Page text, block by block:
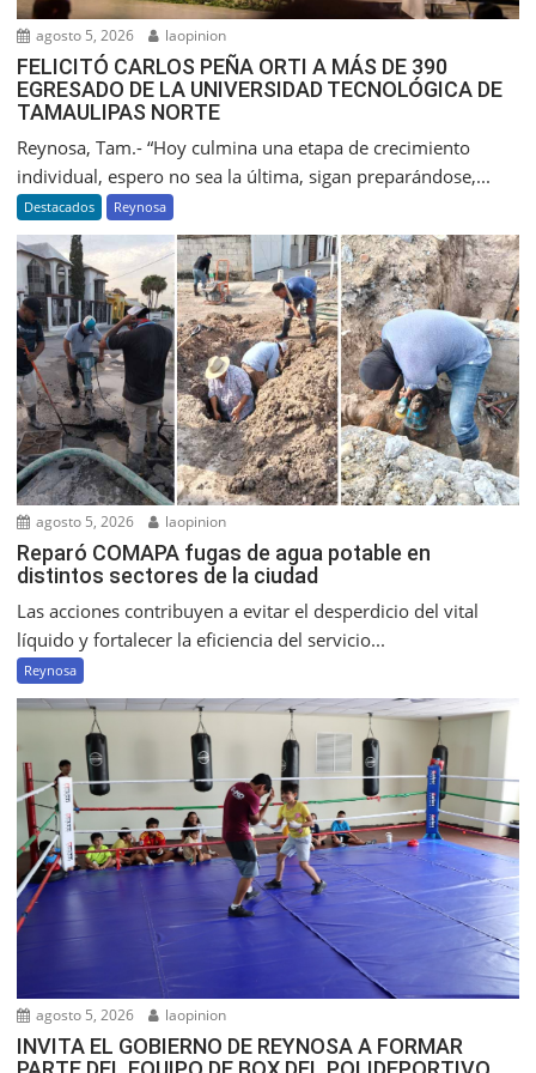
agosto 5, 2026 laopinion
FELICITÓ CARLOS PEÑA ORTI A MÁS DE 390
EGRESADO DE LA UNIVERSIDAD TECNOLÓGICA DE
TAMAULIPAS NORTE
Reynosa, Tam.- “Hoy culmina una etapa de crecimiento
individual, espero no sea la última, sigan preparándose,...
Destacados Reynosa
agosto 5, 2026 laopinion
Reparó COMAPA fugas de agua potable en
distintos sectores de la ciudad
Las acciones contribuyen a evitar el desperdicio del vital
líquido y fortalecer la eficiencia del servicio...
Reynosa
agosto 5, 2026 laopinion
INVITA EL GOBIERNO DE REYNOSA A FORMAR